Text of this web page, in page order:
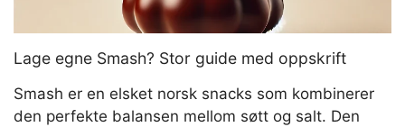
Lage egne Smash? Stor guide med oppskrift
Smash er en elsket norsk snacks som kombinerer
den perfekte balansen mellom søtt og salt. Den